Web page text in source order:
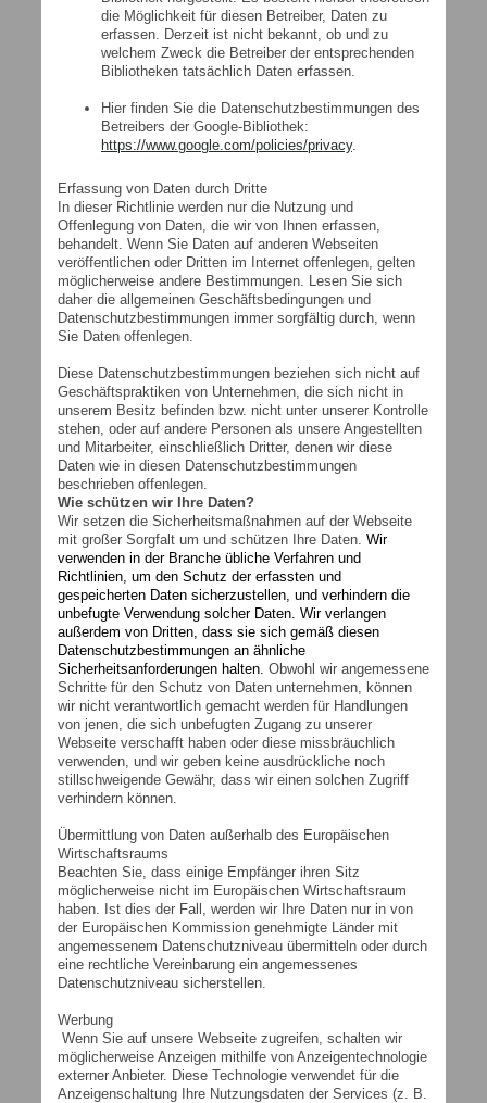
die Möglichkeit für diesen Betreiber, Daten zu
erfassen. Derzeit ist nicht bekannt, ob und zu
welchem Zweck die Betreiber der entsprechenden
Bibliotheken tatsächlich Daten erfassen.
Hier finden Sie die Datenschutzbestimmungen des
Betreibers der Google-Bibliothek:
https://www.google.com/policies/privacy.
Erfassung von Daten durch Dritte
In dieser Richtlinie werden nur die Nutzung und
Offenlegung von Daten, die wir von Ihnen erfassen,
behandelt. Wenn Sie Daten auf anderen Webseiten
veröffentlichen oder Dritten im Internet offenlegen, gelten
möglicherweise andere Bestimmungen. Lesen Sie sich
daher die allgemeinen Geschäftsbedingungen und
Datenschutzbestimmungen immer sorgfältig durch, wenn
Sie Daten offenlegen.
Diese Datenschutzbestimmungen beziehen sich nicht auf
Geschäftspraktiken von Unternehmen, die sich nicht in
unserem Besitz befinden bzw. nicht unter unserer Kontrolle
stehen, oder auf andere Personen als unsere Angestellten
und Mitarbeiter, einschließlich Dritter, denen wir diese
Daten wie in diesen Datenschutzbestimmungen
beschrieben offenlegen.
Wie schützen wir Ihre Daten?
Wir setzen die Sicherheitsmaßnahmen auf der Webseite
mit großer Sorgfalt um und schützen Ihre Daten. Wir
verwenden in der Branche übliche Verfahren und
Richtlinien, um den Schutz der erfassten und
gespeicherten Daten sicherzustellen, und verhindern die
unbefugte Verwendung solcher Daten. Wir verlangen
außerdem von Dritten, dass sie sich gemäß diesen
Datenschutzbestimmungen an ähnliche
Sicherheitsanforderungen halten. Obwohl wir angemessene
Schritte für den Schutz von Daten unternehmen, können
wir nicht verantwortlich gemacht werden für Handlungen
von jenen, die sich unbefugten Zugang zu unserer
Webseite verschafft haben oder diese missbräuchlich
verwenden, und wir geben keine ausdrückliche noch
stillschweigende Gewähr, dass wir einen solchen Zugriff
verhindern können.
Übermittlung von Daten außerhalb des Europäischen
Wirtschaftsraums
Beachten Sie, dass einige Empfänger ihren Sitz
möglicherweise nicht im Europäischen Wirtschaftsraum
haben. Ist dies der Fall, werden wir Ihre Daten nur in von
der Europäischen Kommission genehmigte Länder mit
angemessenem Datenschutzniveau übermitteln oder durch
eine rechtliche Vereinbarung ein angemessenes
Datenschutzniveau sicherstellen.
Werbung
Wenn Sie auf unsere Webseite zugreifen, schalten wir
möglicherweise Anzeigen mithilfe von Anzeigentechnologie
externer Anbieter. Diese Technologie verwendet für die
Anzeigenschaltung Ihre Nutzungsdaten der Services (z. B.